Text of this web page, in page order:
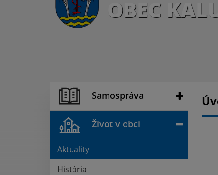
OBEC
Samospráva
Život v obci
Aktuality
História